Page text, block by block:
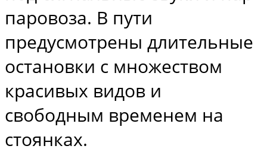
паровоза. В пути
предусмотрены длительные
остановки с множеством
красивых видов и
свободным временем на
стоянках.